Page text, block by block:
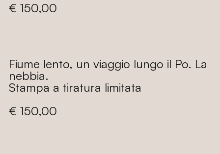
Prezzo
€ 150,00
Fiume lento, un viaggio lungo il Po. La
nebbia.
Stampa a tiratura limitata
Prezzo
€ 150,00